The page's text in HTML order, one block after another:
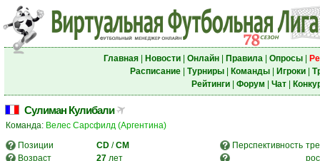
Главная| Новости| Онлайн| Правила| Опросы|
Расписание| Турниры| Команды| Игроки|
Рейтинги| Форум Чат|
Cулиман Кулибали
Команда: Велес Сарсфилд (Аргентина)
Позиции
CD /CM Перспективность
Возраст
27 лет